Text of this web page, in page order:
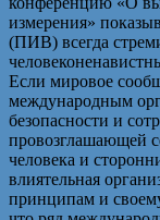
измерения»
(ПИВ) всегда
Если мировое
международным
безопасности и
провозглашающей
человека и
влиятельная
принципам и